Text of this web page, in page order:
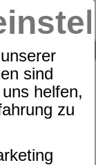
sind
helfen,
zu
SUCHE
0